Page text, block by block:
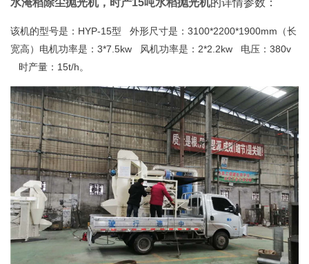
该机的型号是：HYP-15型 外形尺寸是：3100*2200*1900mm（长
宽高）电机功率是：3*7.5kw 风机功率是：2*2.2kw 电压：380v
时产量：15t/h。